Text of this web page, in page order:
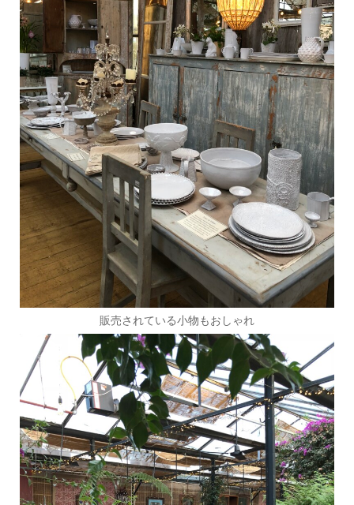
販売されている小物もおしゃれ